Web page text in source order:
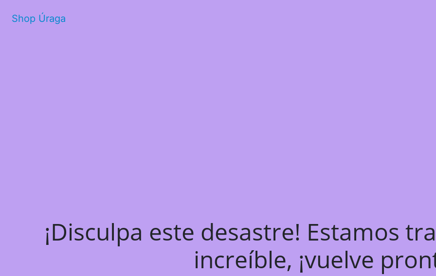
Shop Úraga
¡Disculpa este desastre! Estamos
increíble, ¡vuelve